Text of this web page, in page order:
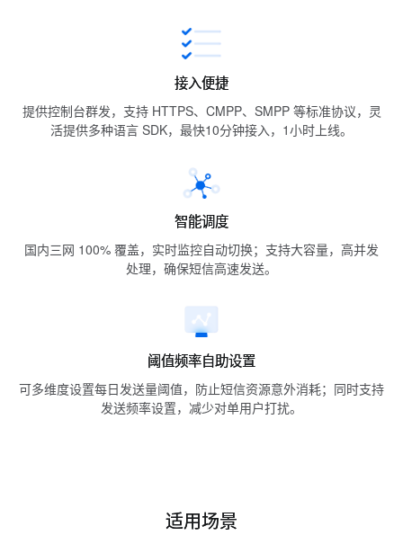
接入便捷
提供控制台群发，支持 HTTPS、CMPP、SMPP 等标准协议，灵
活提供多种语言 SDK，最快10分钟接入，1小时上线。
智能调度
国内三网 100% 覆盖，实时监控自动切换；支持大容量，高并发
处理，确保短信高速发送。
阈值频率自助设置
可多维度设置每日发送量阈值，防止短信资源意外消耗；同时支持
发送频率设置，减少对单用户打扰。
适用场景